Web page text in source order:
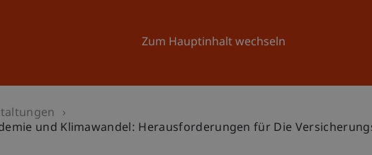
Zum Hauptinhalt wechseln
Universität Aktuelles
und Klimawandel: Herausforderungen für Die